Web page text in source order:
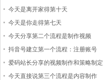
今天是离开家得第十天
今天是你走得第七天
今天分享第二个流程是制作视频
抖音号建立第一个流程：注册账号
爱码站长分享的视频制作和策略制定
今天直接说第三个流程是内容制作